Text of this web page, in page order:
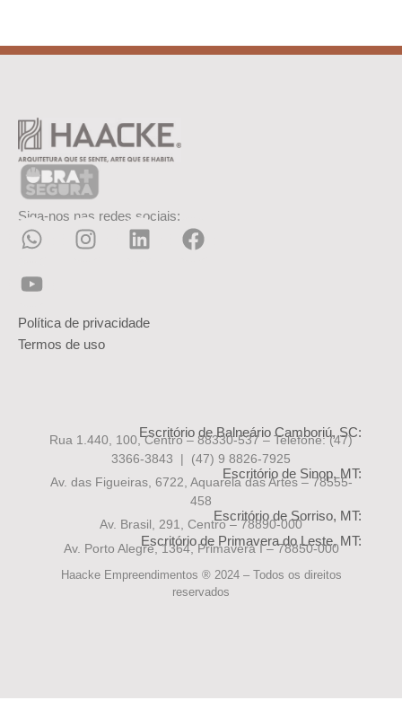
Siga-nos nas redes sociais:
Política de privacidade
Termos de uso
Escritório de Balneário Camboriú, SC:
Rua 1.440, 100, Centro – 88330-537 – Telefone:(47)
3366-3843 | (47) 9 8826-7925
Escritório de Sinop, MT:
Av. das Figueiras, 6722, Aquarela das Artes – 78555-
458
Escritório de Sorriso, MT:
Av. Brasil, 291, Centro – 78890-000
Escritório de Primavera do Leste, MT:
Av. Porto Alegre, 1364, Primavera I – 78850-000
Haacke Empreendimentos ® 2024 – Todos os direitos
reservados